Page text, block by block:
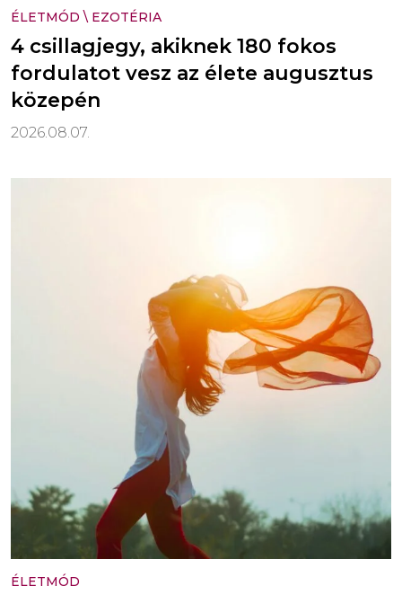
ÉLETMÓD \ EZOTÉRIA
4 csillagjegy, akiknek 180 fokos
fordulatot vesz az élete augusztus
közepén
2026.08.07.
ÉLETMÓD